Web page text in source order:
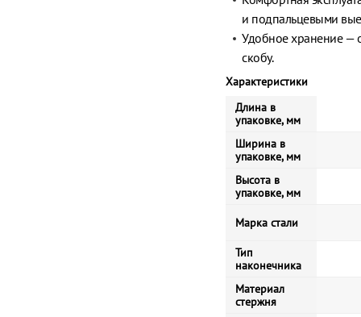
и подпальцевыми
Удобное хранение —
скобу.
Характеристики
Длина в
упаковке, мм
Ширина в
упаковке, мм
Высота в
упаковке, мм
Марка стали
Тип
наконечника
Материал
стержня